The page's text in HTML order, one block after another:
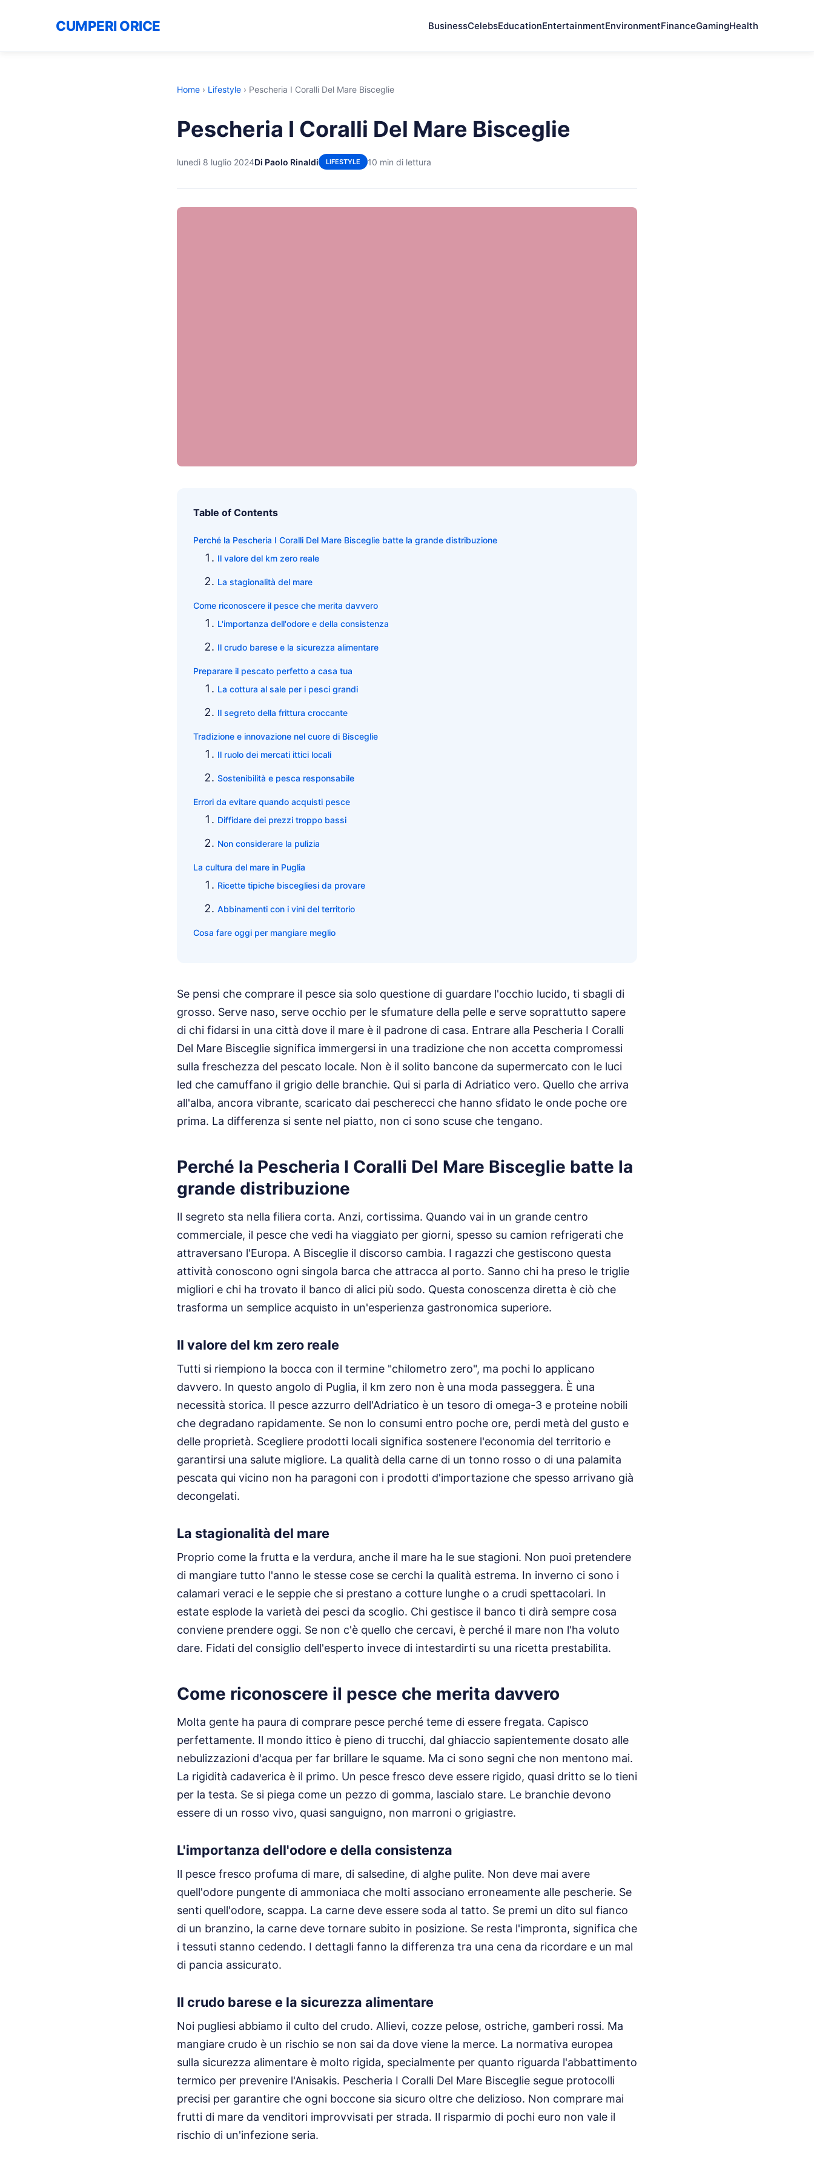
CUMPERI ORICE BusinessCelebsEducationEntertainmentEnvironmentFinanceGamingHealth
Home › Lifestyle › Pescheria I Coralli Del Mare Bisceglie
Pescheria I Coralli Del Mare Bisceglie
lunedì 8 luglio 2024Di Paolo Rinaldi LIFESTYLE 10 min di lettura
Table of Contents
Perché la Pescheria I Coralli Del Mare Bisceglie batte la grande distribuzione
Il valore del km zero reale
La stagionalità del mare
Come riconoscere il pesce che merita davvero
L'importanza dell'odore e della consistenza
Il crudo barese e la sicurezza alimentare
Preparare il pescato perfetto a casa tua
La cottura al sale per i pesci grandi
Il segreto della frittura croccante
Tradizione e innovazione nel cuore di Bisceglie
Il ruolo dei mercati ittici locali
Sostenibilità e pesca responsabile
Errori da evitare quando acquisti pesce
Diffidare dei prezzi troppo bassi
Non considerare la pulizia
La cultura del mare in Puglia
Ricette tipiche biscegliesi da provare
Abbinamenti con i vini del territorio
Cosa fare oggi per mangiare meglio
Se pensi che comprare il pesce sia solo questione di guardare l'occhio lucido, ti sbagli di
grosso. Serve naso, serve occhio per le sfumature della pelle e serve soprattutto sapere
di chi fidarsi in una città dove il mare è il padrone di casa. Entrare alla Pescheria I Coralli
Del Mare Bisceglie significa immergersi in una tradizione che non accetta compromessi
sulla freschezza del pescato locale. Non è il solito bancone da supermercato con le luci
led che camuffano il grigio delle branchie. Qui si parla di Adriatico vero. Quello che arriva
all'alba, ancora vibrante, scaricato dai pescherecci che hanno sfidato le onde poche ore
prima. La differenza si sente nel piatto, non ci sono scuse che tengano.
Perché la Pescheria I Coralli Del Mare Bisceglie batte la
grande distribuzione
Il segreto sta nella filiera corta. Anzi, cortissima. Quando vai in un grande centro
commerciale, il pesce che vedi ha viaggiato per giorni, spesso su camion refrigerati che
attraversano l'Europa. A Bisceglie il discorso cambia. I ragazzi che gestiscono questa
attività conoscono ogni singola barca che attracca al porto. Sanno chi ha preso le triglie
migliori e chi ha trovato il banco di alici più sodo. Questa conoscenza diretta è ciò che
trasforma un semplice acquisto in un'esperienza gastronomica superiore.
Il valore del km zero reale
Tutti si riempiono la bocca con il termine "chilometro zero", ma pochi lo applicano
davvero. In questo angolo di Puglia, il km zero non è una moda passeggera. È una
necessità storica. Il pesce azzurro dell'Adriatico è un tesoro di omega-3 e proteine nobili
che degradano rapidamente. Se non lo consumi entro poche ore, perdi metà del gusto e
delle proprietà. Scegliere prodotti locali significa sostenere l'economia del territorio e
garantirsi una salute migliore. La qualità della carne di un tonno rosso o di una palamita
pescata qui vicino non ha paragoni con i prodotti d'importazione che spesso arrivano già
decongelati.
La stagionalità del mare
Proprio come la frutta e la verdura, anche il mare ha le sue stagioni. Non puoi pretendere
di mangiare tutto l'anno le stesse cose se cerchi la qualità estrema. In inverno ci sono i
calamari veraci e le seppie che si prestano a cotture lunghe o a crudi spettacolari. In
estate esplode la varietà dei pesci da scoglio. Chi gestisce il banco ti dirà sempre cosa
conviene prendere oggi. Se non c'è quello che cercavi, è perché il mare non l'ha voluto
dare. Fidati del consiglio dell'esperto invece di intestardirti su una ricetta prestabilita.
Come riconoscere il pesce che merita davvero
Molta gente ha paura di comprare pesce perché teme di essere fregata. Capisco
perfettamente. Il mondo ittico è pieno di trucchi, dal ghiaccio sapientemente dosato alle
nebulizzazioni d'acqua per far brillare le squame. Ma ci sono segni che non mentono mai.
La rigidità cadaverica è il primo. Un pesce fresco deve essere rigido, quasi dritto se lo tieni
per la testa. Se si piega come un pezzo di gomma, lascialo stare. Le branchie devono
essere di un rosso vivo, quasi sanguigno, non marroni o grigiastre.
L'importanza dell'odore e della consistenza
Il pesce fresco profuma di mare, di salsedine, di alghe pulite. Non deve mai avere
quell'odore pungente di ammoniaca che molti associano erroneamente alle pescherie. Se
senti quell'odore, scappa. La carne deve essere soda al tatto. Se premi un dito sul fianco
di un branzino, la carne deve tornare subito in posizione. Se resta l'impronta, significa che
i tessuti stanno cedendo. I dettagli fanno la differenza tra una cena da ricordare e un mal
di pancia assicurato.
Il crudo barese e la sicurezza alimentare
Noi pugliesi abbiamo il culto del crudo. Allievi, cozze pelose, ostriche, gamberi rossi. Ma
mangiare crudo è un rischio se non sai da dove viene la merce. La normativa europea
sulla sicurezza alimentare è molto rigida, specialmente per quanto riguarda l'abbattimento
termico per prevenire l'Anisakis. Pescheria I Coralli Del Mare Bisceglie segue protocolli
precisi per garantire che ogni boccone sia sicuro oltre che delizioso. Non comprare mai
frutti di mare da venditori improvvisati per strada. Il risparmio di pochi euro non vale il
rischio di un'infezione seria.